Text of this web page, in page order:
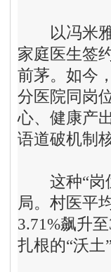
以冯米雅
家庭医生签
前茅。如今
分医院同岗
心、健康产
语道破机制
这种“岗位
局。村医平
3.71%飙升
扎根的“沃土”